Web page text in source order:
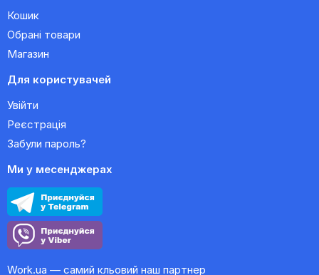
Кошик
Обрані товари
Магазин
Для користувачей
Увійти
Реєстрація
Забули пароль?
Ми у месенджерах
Work.ua — самий кльовий наш партнер